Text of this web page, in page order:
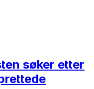
søker etter